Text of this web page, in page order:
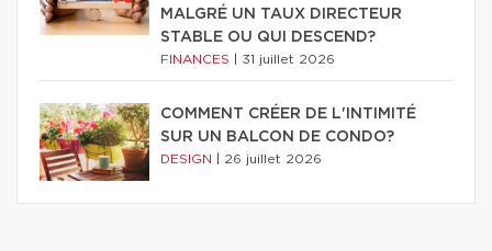
MALGRÉ UN TAUX DIRECTEUR
STABLE OU QUI DESCEND?
FINANCES 31 juillet 2026
COMMENT CRÉER DE L'INTIMITÉ
SUR UN BALCON DE CONDO?
DESIGN 26 juillet 2026